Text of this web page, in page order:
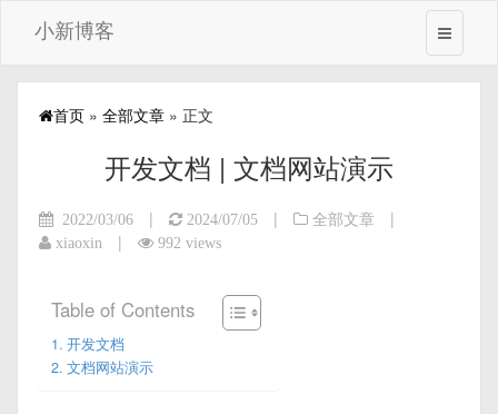
小新博客
首页 » 全部文章 » 正文
开发文档 | 文档网站演示
2022/03/06 | 2024/07/05 | 全部文章 |
xiaoxin | 992 views
Table of Contents
开发文档
文档网站演示